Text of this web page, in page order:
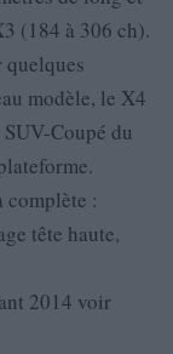
(184 à 306 ch).
quelques
modèle, le X4
Coupé du
complète :
tête haute,
2014 voir